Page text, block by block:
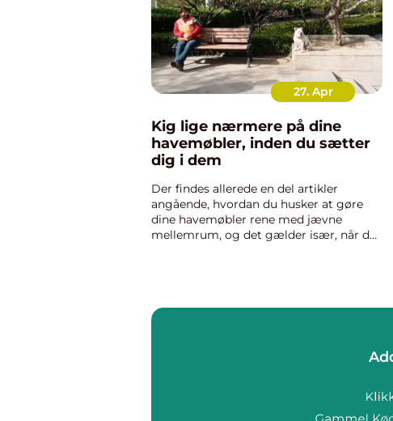
27. Apr
Kig lige nærmere på dine
havemøbler, inden du sætter
dig i dem
Der findes allerede en del artikler
angående, hvordan du husker at gøre
dine havemøbler rene med jævne
mellemrum, og det gælder især, når de